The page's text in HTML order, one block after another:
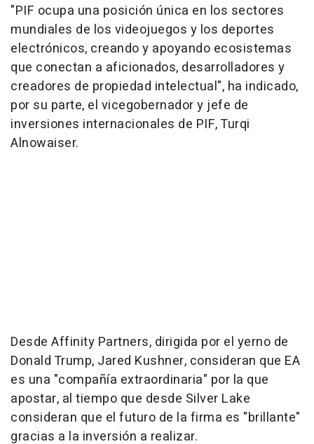
"PIF ocupa una posición única en los sectores
mundiales de los videojuegos y los deportes
electrónicos, creando y apoyando ecosistemas
que conectan a aficionados, desarrolladores y
creadores de propiedad intelectual", ha indicado,
por su parte, el vicegobernador y jefe de
inversiones internacionales de PIF, Turqi
Alnowaiser.
Desde Affinity Partners, dirigida por el yerno de
Donald Trump, Jared Kushner, consideran que EA
es una "compañía extraordinaria" por la que
apostar, al tiempo que desde Silver Lake
consideran que el futuro de la firma es "brillante"
gracias a la inversión a realizar.